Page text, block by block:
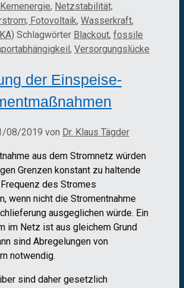
Kernenergie, Netzstabilität;
Fotovoltaik, Wasserkraft,
Schlagwörter Blackout, fossile
, Versorgungslücke
der Einspeise-
08/2019 von Dr. Klaus Tägder
aus dem Stromnetz würden
Grenzen konstant zu haltende
des Stromes
wenn nicht die Stromentnahme
ausgeglichen würde. Ein
im Netz ist aus gleichem Grund
sind Abregelungen von
notwendig.
sind daher gesetzlich